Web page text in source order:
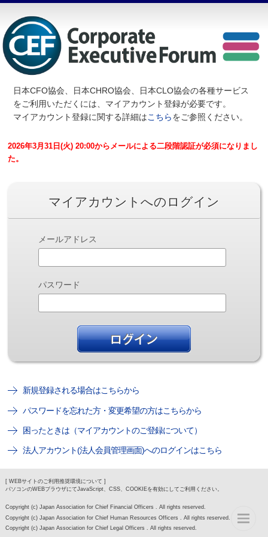
日本CFO協会、日本CHRO協会、日本CLO協会の各種サービス
をご利用いただくには、マイアカウント登録が必要です。
マイアカウント登録に関する詳細はこちらをご参照ください。
2026年3月31日(火) 20:00からメールによる二段階認証が必須になりまし
た。
マイアカウントへのログイン
メールアドレス
パスワード
新規登録される場合はこちらから
パスワードを忘れた方・変更希望の方はこちらから
困ったときは（マイアカウントのご登録について）
法人アカウント(法人会員管理画面)へのログインはこちら
[ WEBサイトのご利用推奨環境について ]
パソコンのWEBブラウザにてJavaScript、CSS、COOKIEを有効にしてご利用ください。
Copyright (c) Japan Association for Chief Financial Officers . All rights reserved.
Copyright (c) Japan Association for Chief Human Resources Officers . All rights reserved.
Copyright (c) Japan Association for Chief Legal Officers . All rights reserved.